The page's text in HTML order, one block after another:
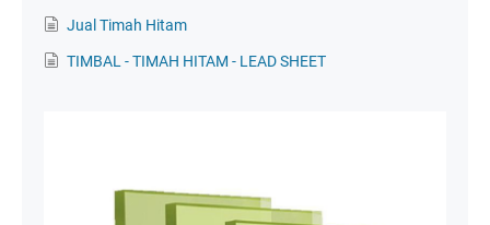
Jual Timah Hitam
TIMBAL - TIMAH HITAM - LEAD SHEET